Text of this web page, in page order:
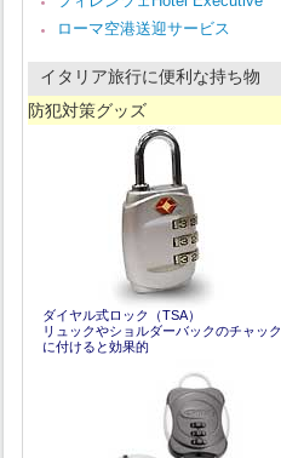
ローマ空港送迎サービス
イタリア旅行に便利な持ち物
防犯対策グッズ
ダイヤル式ロック（TSA）
リュックやショルダーバックのチャック
に付けると効果的